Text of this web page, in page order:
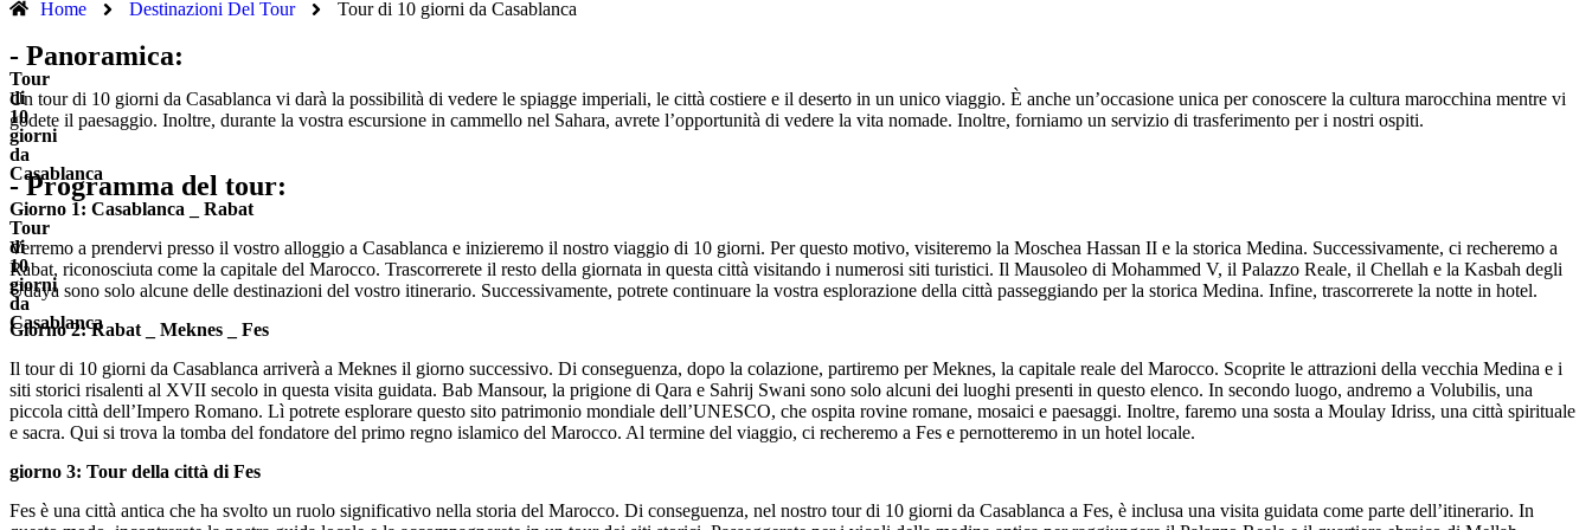
Home Destinazioni Del Tour Tour di 10 giorni da Casablanca
- Panoramica:
Tour
di
10
giorni
da
Casablanca
Un tour di 10 giorni da Casablanca vi darà la possibilità di vedere le spiagge imperiali, le città costiere e il deserto in un unico viaggio. È anche un’occasione unica per conoscere la cultura marocchina mentre vi
godete il paesaggio. Inoltre, durante la vostra escursione in cammello nel Sahara, avrete l’opportunità di vedere la vita nomade. Inoltre, forniamo un servizio di trasferimento per i nostri ospiti.
- Programma del tour:
Giorno 1: Casablanca _ Rabat
Tour
di
10
giorni
da
Casablanca
Verremo a prendervi presso il vostro alloggio a Casablanca e inizieremo il nostro viaggio di 10 giorni. Per questo motivo, visiteremo la Moschea Hassan II e la storica Medina. Successivamente, ci recheremo a
Rabat, riconosciuta come la capitale del Marocco. Trascorrerete il resto della giornata in questa città visitando i numerosi siti turistici. Il Mausoleo di Mohammed V, il Palazzo Reale, il Chellah e la Kasbah degli
Udaya sono solo alcune delle destinazioni del vostro itinerario. Successivamente, potrete continuare la vostra esplorazione della città passeggiando per la storica Medina. Infine, trascorrerete la notte in hotel.
Giorno 2: Rabat _ Meknes _ Fes
Il tour di 10 giorni da Casablanca arriverà a Meknes il giorno successivo. Di conseguenza, dopo la colazione, partiremo per Meknes, la capitale reale del Marocco. Scoprite le attrazioni della vecchia Medina e i
siti storici risalenti al XVII secolo in questa visita guidata. Bab Mansour, la prigione di Qara e Sahrij Swani sono solo alcuni dei luoghi presenti in questo elenco. In secondo luogo, andremo a Volubilis, una
piccola città dell’Impero Romano. Lì potrete esplorare questo sito patrimonio mondiale dell’UNESCO, che ospita rovine romane, mosaici e paesaggi. Inoltre, faremo una sosta a Moulay Idriss, una città spirituale
e sacra. Qui si trova la tomba del fondatore del primo regno islamico del Marocco. Al termine del viaggio, ci recheremo a Fes e pernotteremo in un hotel locale.
giorno 3: Tour della città di Fes
Fes è una città antica che ha svolto un ruolo significativo nella storia del Marocco. Di conseguenza, nel nostro tour di 10 giorni da Casablanca a Fes, è inclusa una visita guidata come parte dell’itinerario. In